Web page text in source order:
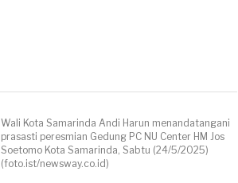
Wali Kota Samarinda Andi Harun menandatangani
prasasti peresmian Gedung PC NU Center HM Jos
Soetomo Kota Samarinda, Sabtu (24/5/2025)
(foto.ist/newsway.co.id)